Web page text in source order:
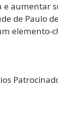
aumentar
de Paulo
elemento-